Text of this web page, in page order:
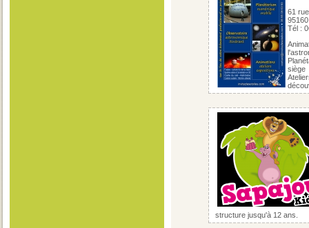
61
Tél :
siège
structure jusqu'à 12 ans.